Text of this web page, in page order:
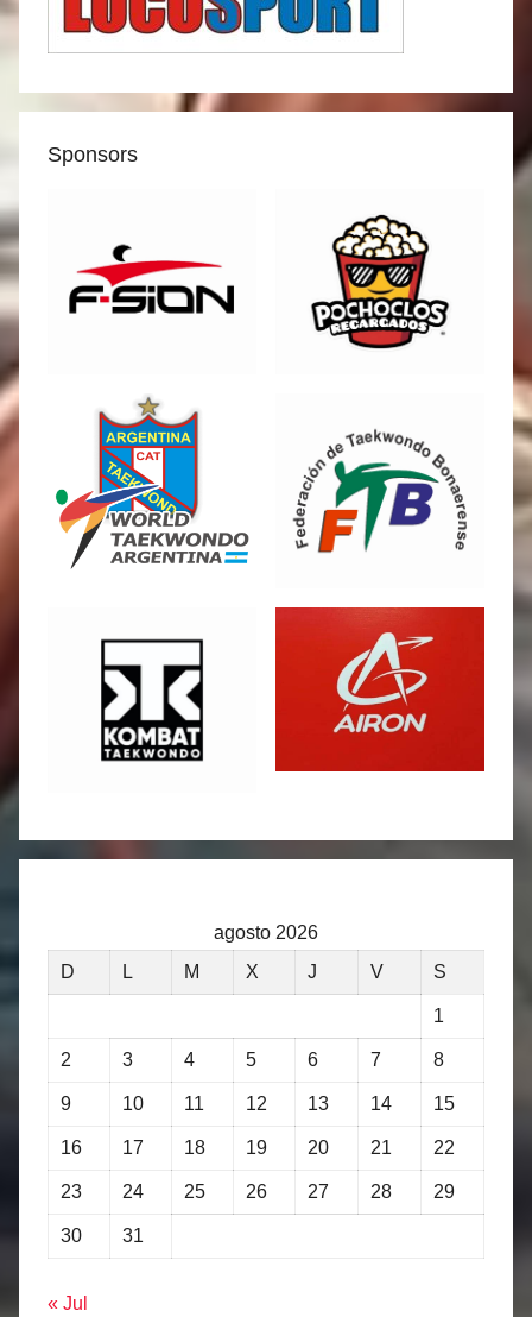
Sponsors
agosto 2026
D
L M X J V S
1
2 3 4 5 6 7 8
9 10 11 12 13 14 15
16 17 18 19 20 21 22
23 24 25 26 27 28 29
30 31
« Jul